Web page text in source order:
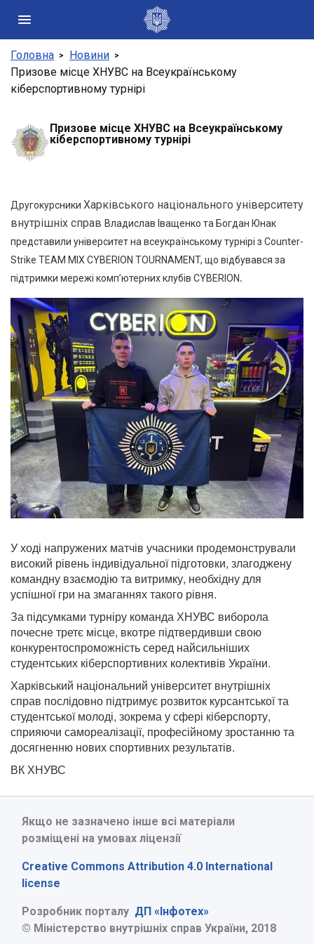
Головна
Новини
Призове місце ХНУВС на Всеукраїнському
кіберспортивному турнірі
Призове місце ХНУВС на Всеукраїнському
кіберспортивному турнірі
Другокурсники Харківського національного університету
внутрішніх справ Владислав Іващенко та Богдан Юнак
представили університет на всеукраїнському турнірі з Counter-
Strike TEAM MIX CYBERION TOURNAMENT, що відбувався за
підтримки мережі комп’ютерних клубів CYBERION.
У ході напружених матчів учасники продемонстрували
високий рівень індивідуальної підготовки, злагоджену
командну взаємодію та витримку, необхідну для
успішної гри на змаганнях такого рівня.
За підсумками турніру команда ХНУВС виборола
почесне третє місце, вкотре підтвердивши свою
конкурентоспроможність серед найсильніших
студентських кіберспортивних колективів України.
Харківський національний університет внутрішніх
справ послідовно підтримує розвиток курсантської та
студентської молоді, зокрема у сфері кіберспорту,
сприяючи самореалізації, професійному зростанню та
досягненню нових спортивних результатів.
ВК ХНУВС
Якщо не зазначено інше всі матеріали
розміщені на умовах ліцензії
Creative Commons Attribution 4.0 International
license
Розробник порталу ДП «Інфотех»
© Міністерство внутрішніх справ України, 2018
Державні сайти України
Президент України
Конституційний суд України
Рада національної безпеки і оборони України